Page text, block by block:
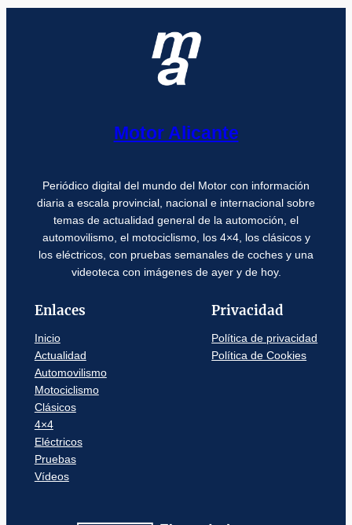
Motor Alicante
Periódico digital del mundo del Motor con información
diaria a escala provincial, nacional e internacional sobre
temas de actualidad general de la automoción, el
automovilismo, el motociclismo, los 4×4, los clásicos y
los eléctricos, con pruebas semanales de coches y una
videoteca con imágenes de ayer y de hoy.
Enlaces
Inicio
Actualidad
Automovilismo
Motociclismo
Clásicos
4×4
Eléctricos
Pruebas
Vídeos
Privacidad
Política de privacidad
Política de Cookies